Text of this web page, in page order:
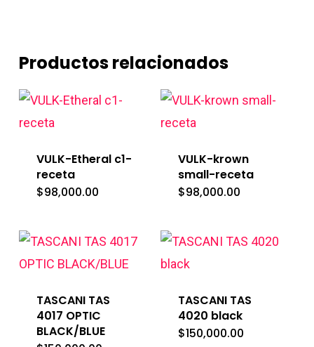
Productos relacionados
VULK-Etheral c1-
receta
$98,000.00
VULK-krown
small-receta
$98,000.00
TASCANI TAS
4017 OPTIC
BLACK/BLUE
TASCANI TAS
4020 black
$150,000.00